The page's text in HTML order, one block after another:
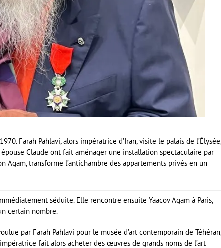
Farah Pahlavi, alors impératrice d’Iran, visite le palais de l’Élysée,
Claude ont fait aménager une installation spectaculaire par
Agam, transforme l’antichambre des appartements privés en un
séduite. Elle rencontre ensuite Yaacov Agam à Paris,
certain nombre.
par Farah Pahlavi pour le musée d’art contemporain de Téhéran,
fait alors acheter des œuvres de grands noms de l’art